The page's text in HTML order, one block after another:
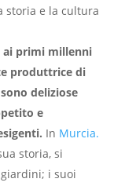
storia e la cultura
ai primi millenni
produttrice di
deliziose
e
In Murcia.
storia, si
i suoi